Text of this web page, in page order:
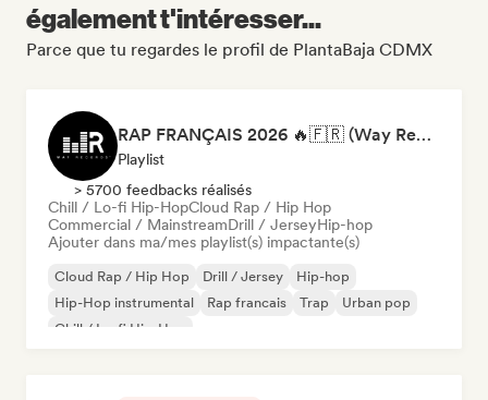
également t'intéresser...
Parce que tu regardes le profil de PlantaBaja CDMX
RAP FRANÇAIS 2026 🔥🇫🇷 (Way Records)
Playlist
> 5700 feedbacks réalisés
Chill / Lo-fi Hip-HopCloud Rap / Hip Hop
Commercial / MainstreamDrill / JerseyHip-hop
Ajouter dans ma/mes playlist(s) impactante(s)
Cloud Rap / Hip Hop Drill / Jersey
Hip-hop
Hip-Hop instrumental
Rap francais Trap
Urban pop
Chill / Lo-fi Hip-Hop